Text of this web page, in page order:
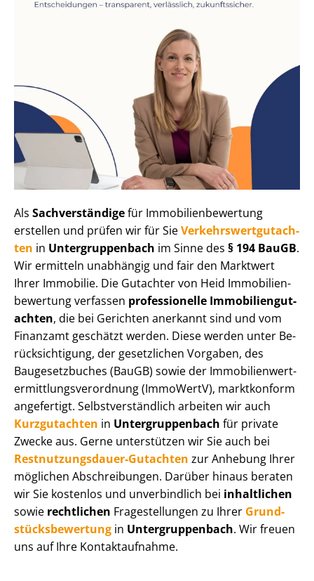
Als Sachverständigefür Im­mo­bi­li­en­be­wer­tung
erstellen und prüfen wir für SieVer­kehrs­wert­gut­ach­
ten in Un­ter­grup­pen­bach im Sinne des § 194 BauGB.
Wir ermitteln unabhängig und fair den Marktwert
Ihrer Immobilie. Die Gutachter von Heid Im­mo­bi­li­en­
be­wer­tung verfassen professionelle Im­mo­bi­li­en­gut­
ach­ten, die bei Gerichten anerkannt sind und vom
Finanzamt geschätzt werden. Diese werden unter Be­
rück­sich­ti­gung, der gesetzlichen Vorgaben, des
Baugesetzbuches (BauGB) sowie der Im­mo­bi­li­en­wert­
ermitt­lungs­ver­ord­nung (ImmoWertV), marktkonform
angefertigt. Selbst­ver­ständ­lich arbeiten wir auch
Kurzgutachten in Un­ter­grup­pen­bach für private
Zwecke aus. Gerne unterstützen wir Sie auch bei
Rest­nut­zungs­dau­er-Gutachten zur Anhebung Ihrer
möglichen Abschreibungen. Darüber hinaus beraten
wir Sie kostenlos und unverbindlich bei inhaltlichen
sowie rechtlichen Fragestellungen zu Ihrer Grund­
stücks­be­wer­tung in Un­ter­grup­pen­bach. Wir freuen
uns auf Ihre Kontaktaufnahme.